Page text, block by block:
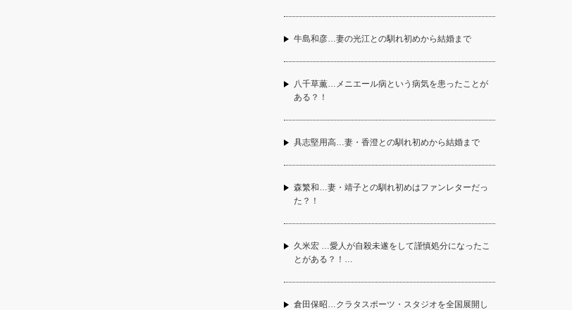
牛島和彦…妻の光江との馴れ初めから結婚まで
八千草薫…メニエール病という病気を患ったことが
ある？！
具志堅用高…妻・香澄との馴れ初めから結婚まで
森繁和…妻・靖子との馴れ初めはファンレターだっ
た？！
久米宏 …愛人が自殺未遂をして謹慎処分になったこ
とがある？！…
倉田保昭…クラタスポーツ・スタジオを全国展開し